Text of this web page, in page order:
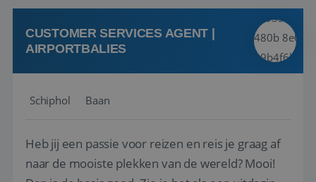
hebt in de reisbranche of j...
CUSTOMER SERVICES AGENT |
AIRPORTBALIES
Schiphol Baan
Heb jij een passie voor reizen en reis je graag af
naar de mooiste plekken van de wereld? Mooi!